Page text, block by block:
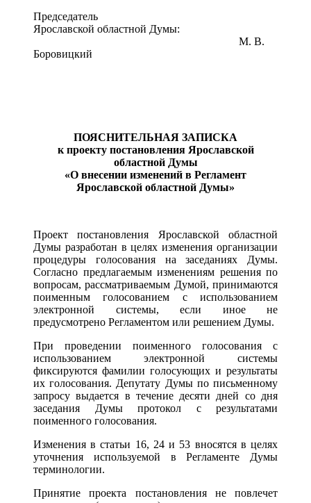
Председатель
Ярославской областной Думы:
М. В.
Боровицкий
ПОЯСНИТЕЛЬНАЯ ЗАПИСКА
к проекту постановления Ярославской
областной Думы
«О внесении изменений в Регламент
Ярославской областной Думы»
Проект постановления Ярославской областной
Думы разработан в целях изменения организации
процедуры голосования на заседаниях Думы.
Согласно предлагаемым изменениям решения по
вопросам, рассматриваемым Думой, принимаются
поименным голосованием с использованием
электронной системы, если иное не
предусмотрено Регламентом или решением Думы.
При проведении поименного голосования с
использованием электронной системы
фиксируются фамилии голосующих и результаты
их голосования. Депутату Думы по письменному
запросу выдается в течение десяти дней со дня
заседания Думы протокол с результатами
поименного голосования.
Изменения в статьи 16, 24 и 53 вносятся в целях
уточнения используемой в Регламенте Думы
терминологии.
Принятие проекта постановления не повлечет